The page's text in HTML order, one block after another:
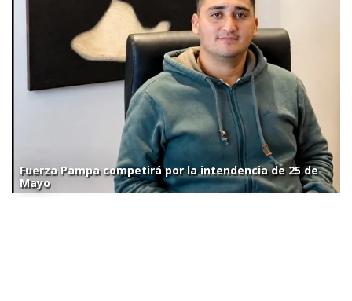
Fuerza Pampa competirá por la intendencia de 25 de
Mayo